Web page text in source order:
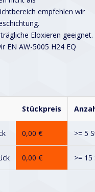
empfehlen wir
Eloxieren geeignet.
EN AW-5005 H24 EQ
Stückpreis
0,00 € >= 5
0,00 € >= 15